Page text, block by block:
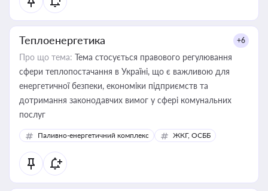
Теплоенергетика +6
Про що тема: Тема стосується правового регулювання
сфери теплопостачання в Україні, що є важливою для
енергетичної безпеки, економіки підприємств та
дотримання законодавчих вимог у сфері комунальних
послуг
Паливно-енергетичний комплекс ЖКГ, ОСББ